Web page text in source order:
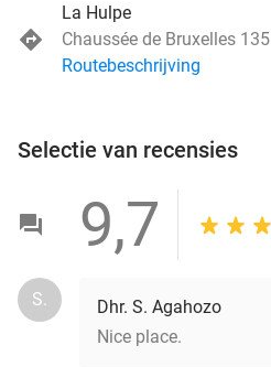
La Hulpe
Chaussée de Bruxelles 135
Routebeschrijving
Selectie van recensies
9,7
S.
Dhr. S. Agahozo
Nice place.